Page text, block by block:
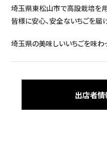
インフ
埼玉県東松山市で高設栽培を
皆様に安心、安全ないちごを届
埼玉県の美味しいいちごを味わ
出店者